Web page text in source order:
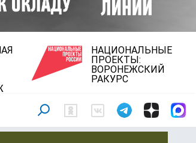
НАЦИОНАЛЬНЫЕ
ПРОЕКТЫ:
ВОРОНЕЖСКИЙ
РАКУРС